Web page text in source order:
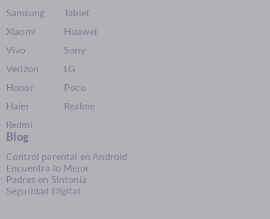
Samsung
Tablet
Xiaomi
Huawei
Vivo
Sony
Verizon
LG
Honor
Poco
Haier
Realme
Redmi
Blog
Control parental en Android
Encuentra lo Mejor
Padres en Sintonía
Seguridad Digital